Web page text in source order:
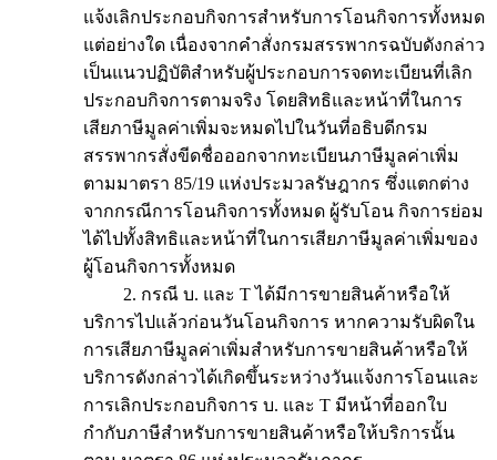
แจ้งเลิกประกอบกิจการสำหรับการโอนกิจการทั้งหมด
แต่อย่างใด เนื่องจากคำสั่งกรมสรรพากรฉบับดังกล่าว
เป็นแนวปฏิบัติสำหรับผู้ประกอบการจดทะเบียนที่เลิก
ประกอบกิจการตามจริง โดยสิทธิและหน้าที่ในการ
เสียภาษีมูลค่าเพิ่มจะหมดไปในวันที่อธิบดีกรม
สรรพากรสั่งขีดชื่อออกจากทะเบียนภาษีมูลค่าเพิ่ม
ตามมาตรา 85/19 แห่งประมวลรัษฎากร ซึ่งแตกต่าง
จากกรณีการโอนกิจการทั้งหมด ผู้รับโอน กิจการย่อม
ได้ไปทั้งสิทธิและหน้าที่ในการเสียภาษีมูลค่าเพิ่มของ
ผู้โอนกิจการทั้งหมด
2. กรณี บ. และ T ได้มีการขายสินค้าหรือให้
บริการไปแล้วก่อนวันโอนกิจการ หากความรับผิดใน
การเสียภาษีมูลค่าเพิ่มสำหรับการขายสินค้าหรือให้
บริการดังกล่าวได้เกิดขึ้นระหว่างวันแจ้งการโอนและ
การเลิกประกอบกิจการ บ. และ T มีหน้าที่ออกใบ
กำกับภาษีสำหรับการขายสินค้าหรือให้บริการนั้น